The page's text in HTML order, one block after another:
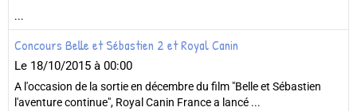
...
Concours Belle et Sébastien 2 et Royal Canin
Le 18/10/2015 à 00:00
A l'occasion de la sortie en décembre du film "Belle et Sébastien
l'aventure continue", Royal Canin France a lancé ...